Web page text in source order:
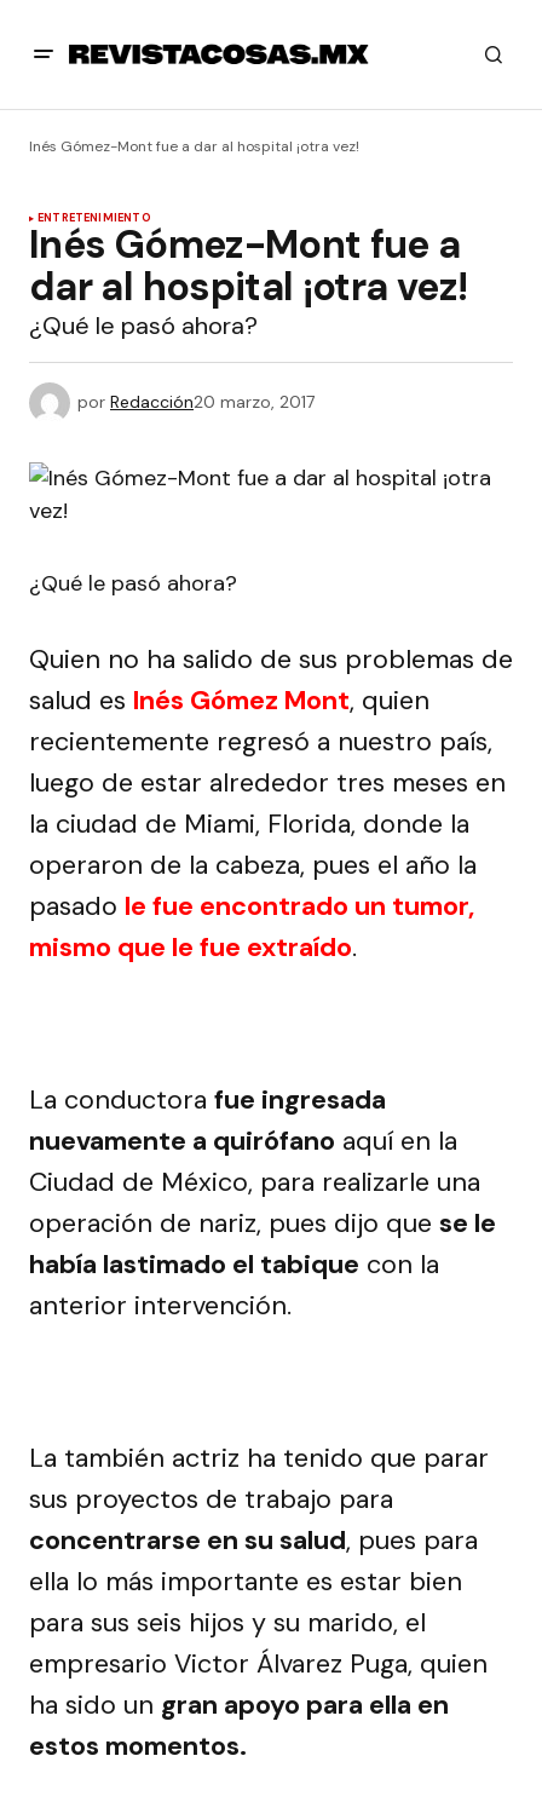
Inés Gómez-Mont fue a dar al hospital ¡otra vez!
ENTRETENIMIENTO
Inés Gómez-Mont fue a
dar al hospital ¡otra vez!
¿Qué le pasó ahora?
por Redacción20 marzo, 2017
¿Qué le pasó ahora?
Quien no ha salido de sus problemas de
salud es Inés Gómez Mont, quien
recientemente regresó a nuestro país,
luego de estar alrededor tres meses en
la ciudad de Miami, Florida, donde la
operaron de la cabeza, pues el año la
pasado le fue encontrado un tumor,
mismo que le fue extraído.
La conductora fue ingresada
nuevamente a quirófano aquí en la
Ciudad de México, para realizarle una
operación de nariz, pues dijo que se le
había lastimado el tabique con la
anterior intervención.
La también actriz ha tenido que parar
sus proyectos de trabajo para
concentrarse en su salud, pues para
ella lo más importante es estar bien
para sus seis hijos y su marido, el
empresario Victor Álvarez Puga, quien
ha sido un gran apoyo para ella en
estos momentos.